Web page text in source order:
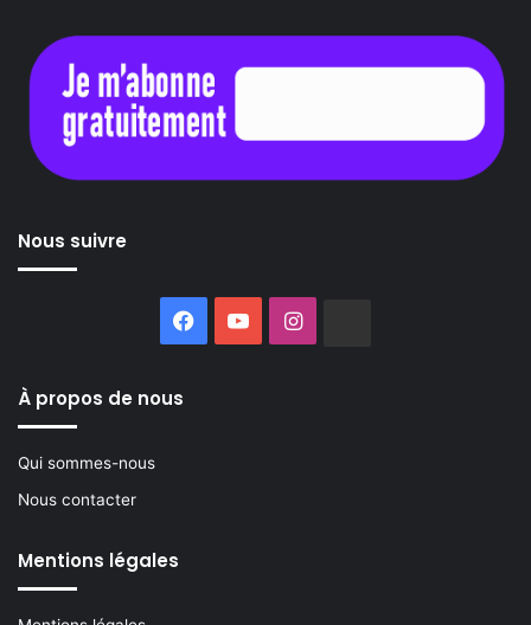
Nous suivre
Facebook
YouTubeInstagram
À propos de nous
Qui sommes-nous
Nous contacter
Mentions légales